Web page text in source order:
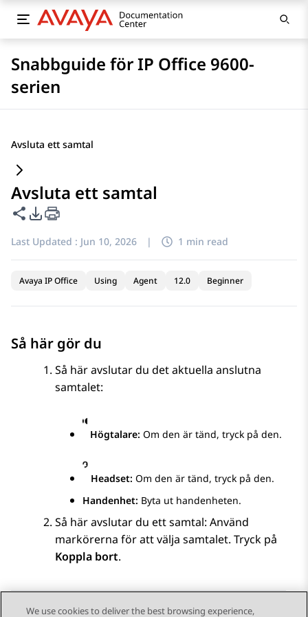
Snabbguide för IP Office 9600-
serien
Avsluta ett samtal
Avsluta ett samtal
Share this page
PDF Export Options
Last Updated : Jun 10, 2026 | 1 min read
Avaya IP Office Using Agent 12.0 Beginner
Så här gör du
Så här avslutar du det aktuella anslutna
samtalet:
Högtalare: Om den är tänd, tryck på den.
Headset: Om den är tänd, tryck på den.
Handenhet: Byta ut handenheten.
Så här avslutar du ett samtal: Använd
markörerna för att välja samtalet. Tryck på
Koppla bort.
We use cookies to deliver the best browsing experience,